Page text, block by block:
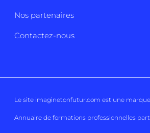
Nos partenaires
Contactez-nous
Le site imaginetonfutur.com est une
Annuaire de formations professionnelles